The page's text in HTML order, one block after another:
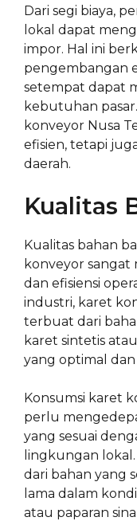
Dari segi biaya,
lokal dapat
impor. Hal ini
pengembangan
setempat dapat
kebutuhan
konveyor Nusa
efisien, tetapi
daerah.
Kualitas
Kualitas bahan
konveyor
dan efisiensi
industri, karet
terbuat dari
karet sintetis
yang optimal
Konsumsi karet
perlu
yang sesuai
lingkungan
dari bahan yang
lama dalam
atau paparan